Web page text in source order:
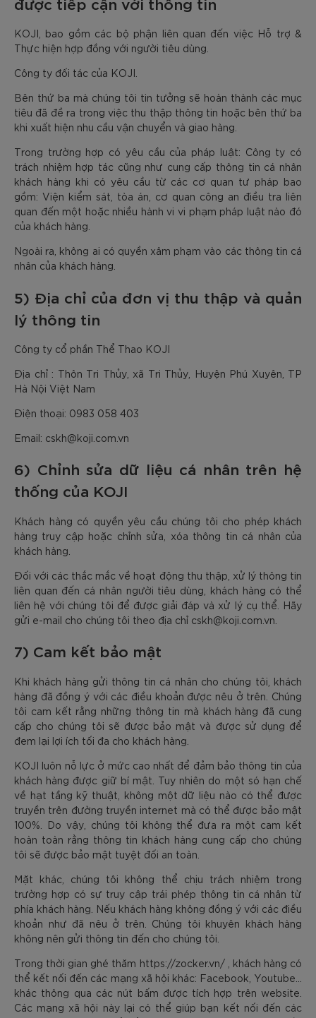
KOJI, bao gồm các bộ phận liên quan đến việc Hỗ trợ &
Thực hiện hợp đồng với người tiêu dùng.
Công ty đối tác của KOJI.
Bên thứ ba mà chúng tôi tin tưởng sẽ hoàn thành các mục
tiêu đã đề ra trong việc thu thập thông tin hoặc bên thứ ba
khi xuất hiện nhu cầu vận chuyển và giao hàng.
Trong trường hợp có yêu cầu của pháp luật: Công ty có
trách nhiệm hợp tác cũng như cung cấp thông tin cá nhân
khách hàng khi có yêu cầu từ các cơ quan tư pháp bao
gồm: Viện kiểm sát, tòa án, cơ quan công an điều tra liên
quan đến một hoặc nhiều hành vi vi phạm pháp luật nào đó
của khách hàng.
Ngoài ra, không ai có quyền xâm phạm vào các thông tin cá
nhân của khách hàng.
5) Địa chỉ của đơn vị thu thập và quản
lý thông tin
Công ty cổ phần Thể Thao KOJI
Địa chỉ : Thôn Tri Thủy, xã Tri Thủy, Huyện Phú Xuyên, TP
Hà Nội Việt Nam
Điện thoại: 0983 058 403
Email: cskh@koji.com.vn
6) Chỉnh sửa dữ liệu cá nhân trên hệ
thống của KOJI
Khách hàng có quyền yêu cầu chúng tôi cho phép khách
hàng truy cập hoặc chỉnh sửa, xóa thông tin cá nhân của
khách hàng.
Đối với các thắc mắc về hoạt động thu thập, xử lý thông tin
liên quan đến cá nhân người tiêu dùng, khách hàng có thể
liên hệ với chúng tôi để được giải đáp và xử lý cụ thể. Hãy
gửi e-mail cho chúng tôi theo địa chỉ cskh@koji.com.vn.
7) Cam kết bảo mật
Khi khách hàng gửi thông tin cá nhân cho chúng tôi, khách
hàng đã đồng ý với các điều khoản được nêu ở trên. Chúng
tôi cam kết rằng những thông tin mà khách hàng đã cung
cấp cho chúng tôi sẽ được bảo mật và được sử dụng để
đem lại lợi ích tối đa cho khách hàng.
KOJI luôn nỗ lực ở mức cao nhất để đảm bảo thông tin của
khách hàng được giữ bí mật. Tuy nhiên do một só hạn chế
về hạt tầng kỹ thuật, không một dữ liệu nào có thể được
truyền trên đường truyền internet mà có thể được bảo mật
100%. Do vậy, chúng tôi không thể đưa ra một cam kết
hoàn toàn rằng thông tin khách hàng cung cấp cho chúng
tôi sẽ được bảo mật tuyệt đối an toàn.
Mặt khác, chúng tôi không thể chịu trách nhiệm trong
trường hợp có sự truy cập trái phép thông tin cá nhân từ
phía khách hàng. Nếu khách hàng không đồng ý với các điều
khoản như đã nêu ở trên. Chúng tôi khuyên khách hàng
không nên gửi thông tin đến cho chúng tôi.
Trong thời gian ghé thăm https://zocker.vn/ , khách hàng có
thể kết nối đến các mạng xã hội khác: Facebook, Youtube...
khác thông qua các nút bấm được tích hợp trên website.
Các mạng xã hội này lại có thể giúp bạn kết nối đến các